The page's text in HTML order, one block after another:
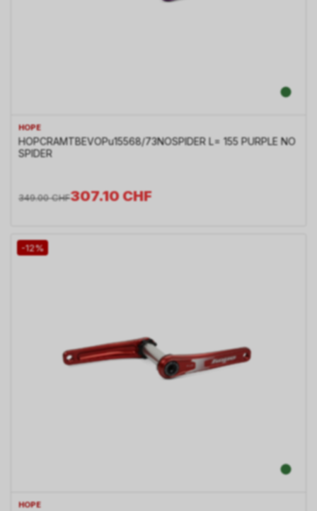
HOPE
HOPCRAMTBEVOPu15568/73NOSPIDER L= 155 PURPLE NO
SPIDER
307.10CHF
349.00 CHF
-12%
HOPE